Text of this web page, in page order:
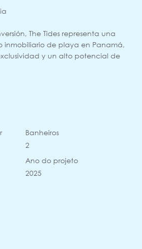
The Tides representa una
de playa en Panamá,
y un alto potencial de
Banheiros
2
Ano do projeto
2025